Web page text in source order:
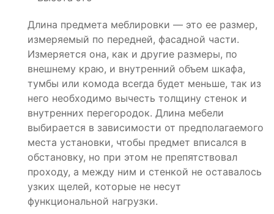
Длина предмета меблировки — это ее размер,
измеряемый по передней, фасадной части.
Измеряется она, как и другие размеры, по
внешнему краю, и внутренний объем шкафа,
тумбы или комода всегда будет меньше, так из
него необходимо вычесть толщину стенок и
внутренних перегородок. Длина мебели
выбирается в зависимости от предполагаемого
места установки, чтобы предмет вписался в
обстановку, но при этом не препятствовал
проходу, а между ним и стенкой не оставалось
узких щелей, которые не несут
функциональной нагрузки.